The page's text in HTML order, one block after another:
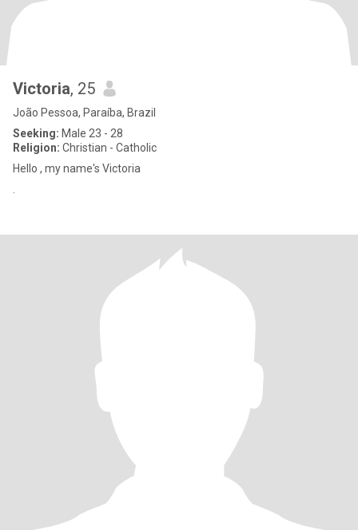
Victoria, 25
João Pessoa, Paraíba, Brazil
Seeking: Male 23 - 28
Religion: Christian - Catholic
Hello , my name's Victoria